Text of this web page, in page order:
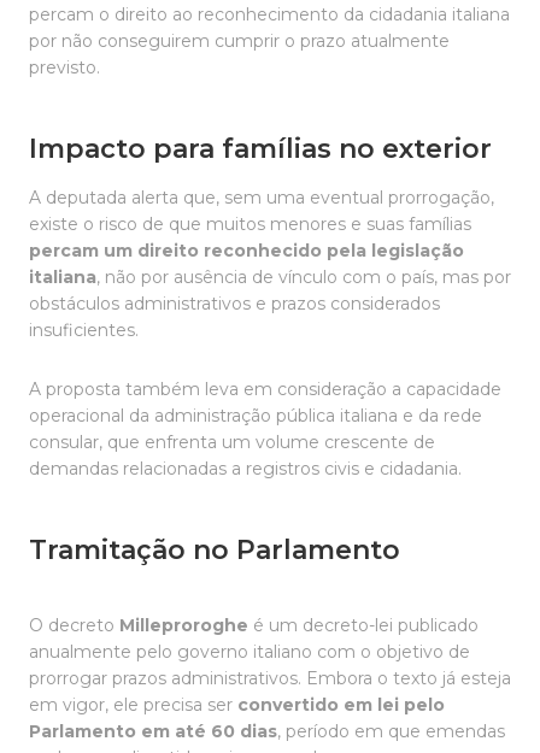
percam o direito ao reconhecimento da cidadania italiana
por não conseguirem cumprir o prazo atualmente
previsto.
Impacto para famílias no exterior
A deputada alerta que, sem uma eventual prorrogação,
existe o risco de que muitos menores e suas famílias
percam um direito reconhecido pela legislação
italiana, não por ausência de vínculo com o país, mas por
obstáculos administrativos e prazos considerados
insuficientes.
A proposta também leva em consideração a capacidade
operacional da administração pública italiana e da rede
consular, que enfrenta um volume crescente de
demandas relacionadas a registros civis e cidadania.
Tramitação no Parlamento
O decreto Milleproroghe é um decreto-lei publicado
anualmente pelo governo italiano com o objetivo de
prorrogar prazos administrativos. Embora o texto já esteja
em vigor, ele precisa ser convertido em lei pelo
Parlamento em até 60 dias, período em que emendas